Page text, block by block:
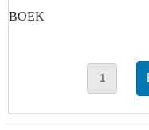
BOEK